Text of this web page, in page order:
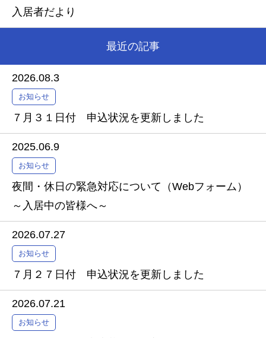
入居者だより
最近の記事
2026.08.3
お知らせ
７月３１日付 申込状況を更新しました
2025.06.9
お知らせ
夜間・休日の緊急対応について（Webフォーム）
～入居中の皆様へ～
2026.07.27
お知らせ
７月２７日付 申込状況を更新しました
2026.07.21
お知らせ